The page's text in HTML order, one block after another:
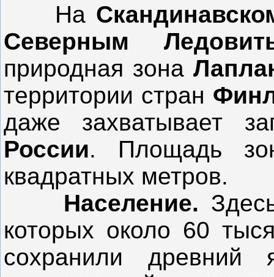
На
Северным
природная зона
территории стран
даже захватывает
России. Площадь
квадратных метров.
Население.
которых около 60
сохранили древний